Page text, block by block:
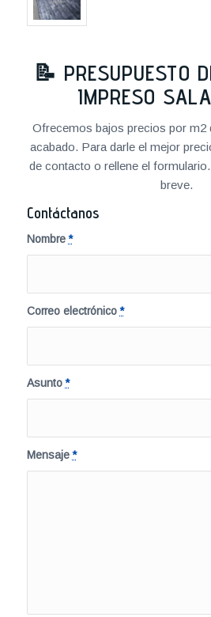
📝 PRESUPUESTO
IMPRESO
Ofrecemos bajos precios por m2
acabado. Para darle el mejor
de contacto o rellene el
breve.
Contáctanos
Nombre*
Correo electrónico*
Asunto*
Mensaje*